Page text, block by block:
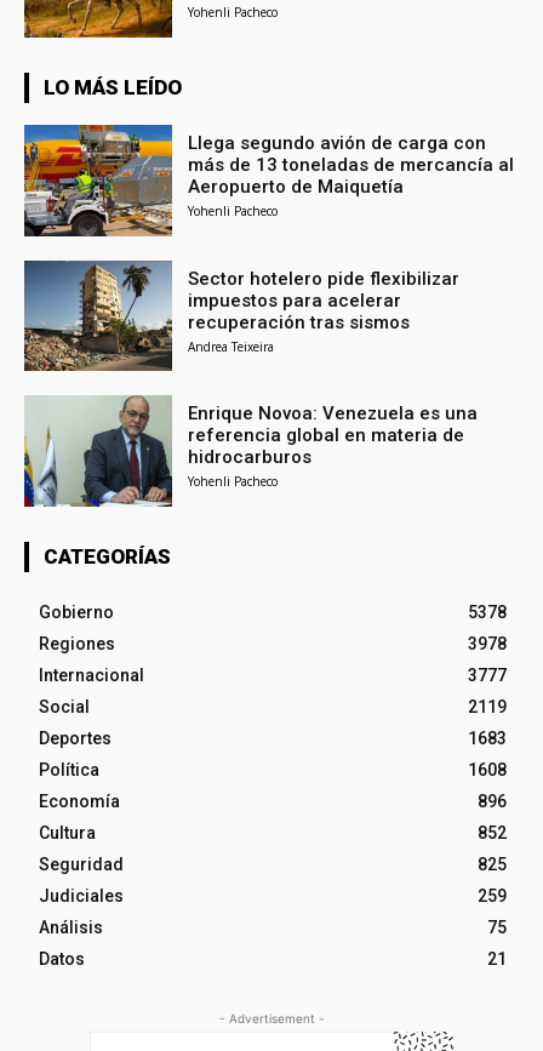
Yohenli Pacheco
LO MÁS LEÍDO
Llega segundo avión de carga con
más de 13 toneladas de mercancía al
Aeropuerto de Maiquetía
Yohenli Pacheco
Sector hotelero pide flexibilizar
impuestos para acelerar
recuperación tras sismos
Andrea Teixeira
Enrique Novoa: Venezuela es una
referencia global en materia de
hidrocarburos
Yohenli Pacheco
CATEGORÍAS
Gobierno
5378
Regiones
3978
Internacional
3777
Social
2119
Deportes
1683
Política
1608
Economía
896
Cultura
852
Seguridad
825
Judiciales
259
Análisis
75
Datos
21
- Advertisement -